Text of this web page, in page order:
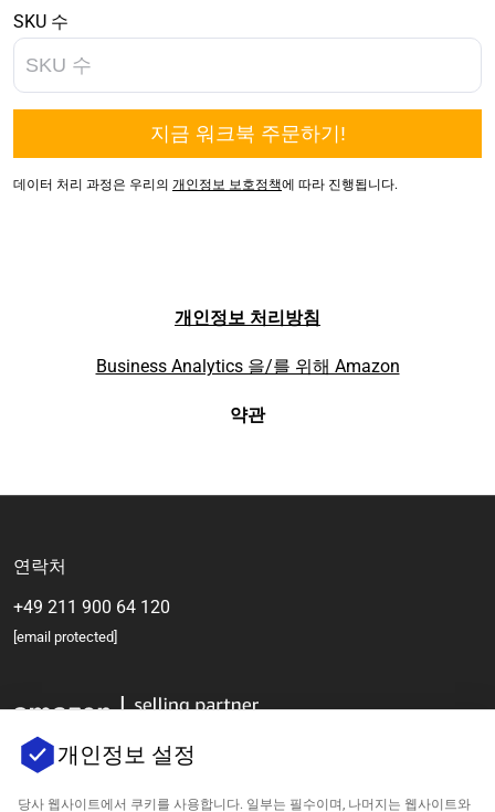
SKU 수
데이터 처리 과정은 우리의 개인정보 보호정책에 따라 진행됩니다.
개인정보 처리방침
Business Analytics 을/를 위해 Amazon
약관
연락처
+49 211 900 64 120
[email protected]
개인정보 설정
당사 웹사이트에서 쿠키를 사용합니다. 일부는 필수이며, 나머지는 웹사이트와